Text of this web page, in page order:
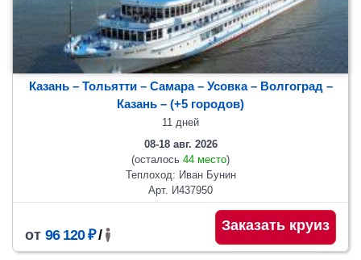
Казань – Тольятти – Самара – Усовка – Волгоград –
Казань – (+5 городов)
11 дней
08-18 авг. 2026
(осталось 44 место)
Теплоход: Иван Бунин
Арт. И437950
от 96 120 ₽/
Заказать круиз